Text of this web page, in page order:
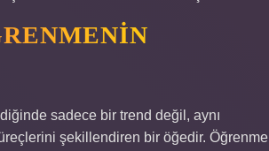
sadece bir trend değil, aynı
şekillendiren bir öğedir. Öğrenme